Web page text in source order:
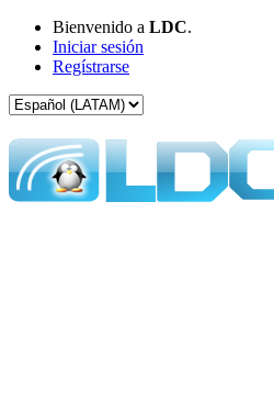
Bienvenido a LDC.
Iniciar sesión
Regístrarse